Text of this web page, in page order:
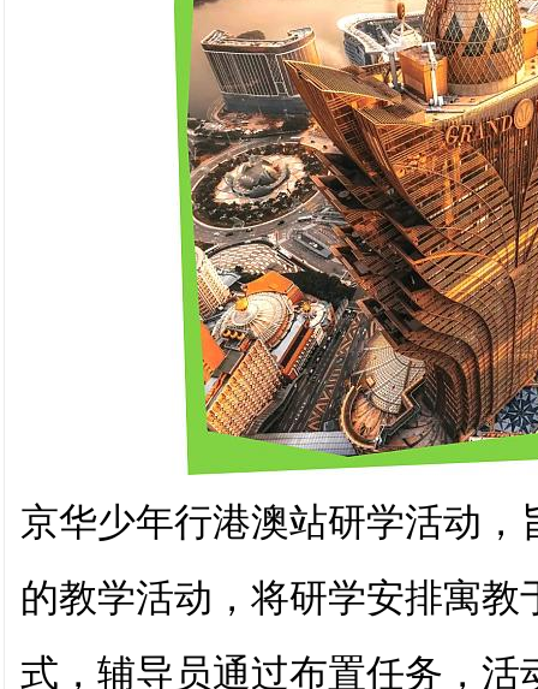
京华少年行港澳站研学活动，
的教学活动， 将研学安排寓教
式，辅导员通过布置任务，活